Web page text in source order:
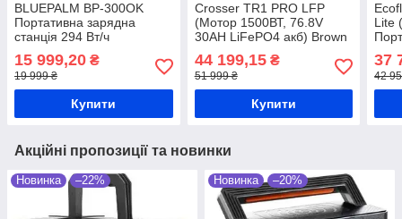
BLUEPALM BP-300OK
Портативна зарядна
станція 294 Вт/ч
15 999,20 ₴
19 999 ₴
Купити
Crosser TR1 PRO LFP
(Мотор 1500ВТ, 76.8V
30AH LiFePO4 акб) Brown
Електроскутер
триколісний
44 199,15₴
51 999 ₴
Купити
Lite
37
42
Акційні пропозиції та новинки
Новинка –22% Новинка –20%